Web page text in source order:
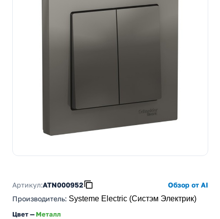
Артикул:ATN000952
Обзор от AI
Производитель: Systeme Electric (Систэм Электрик)
Цвет —Металл